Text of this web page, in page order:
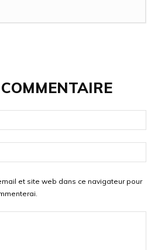
:*
:*
et site web dans ce navigateur pour